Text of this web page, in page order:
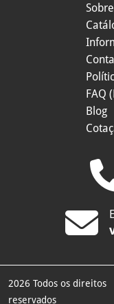
FAQ
Blog
2026 Todos os direitos
reservados